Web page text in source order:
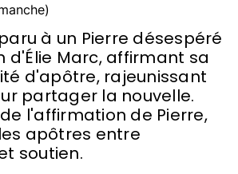
à un Pierre désespéré
d'Élie Marc, affirmant sa
d'apôtre, rajeunissant
partager la nouvelle.
l'affirmation de Pierre,
apôtres entre
soutien.